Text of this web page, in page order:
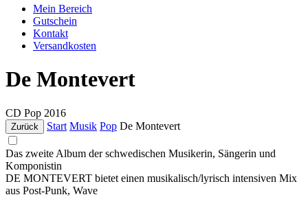
Mein Bereich
Gutschein
Kontakt
Versandkosten
De Montevert
CD Pop 2016
Zurück Start Musik Pop De Montevert
Das zweite Album der schwedischen Musikerin, Sängerin und
Komponistin
DE MONTEVERT bietet einen musikalisch/lyrisch intensiven Mix
aus Post-Punk, Wave